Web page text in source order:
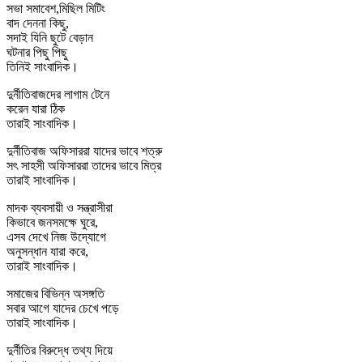
সভা সমাবেশ,মিছিল মিটিং
বাদ দেননা কিছু,
সদাই যিনি ছুটে বেড়ান
ঘটনার পিছু পিছু
তিনিই সাংবাদিক।
দুর্নীতিবাজদের লাগাম টেনে
করেন যারা ঠিক
তারাই সাংবাদিক।
দুর্নীতিবাজ অফিসাররা যাদের ভাবে শত্রু
সৎ সাহসী অফিসাররা তাদের ভাবে মিত্র
তারাই সাংবাদিক।
মাদক ব্যবসায়ী ও সন্ত্রাসীরা
কিভাবে জনসমক্ষে ঘুরে,
এসব দেখে নিজ উদ্যোগে
অনুসন্ধান যারা করে,
তারাই সাংবাদিক।
সমাজের বিভিন্ন অসঙ্গতি
সবার আগে যাদের চেখে পড়ে
তারাই সাংবাদিক।
দুর্নীতির বিরুদ্ধে তথ্য দিয়ে